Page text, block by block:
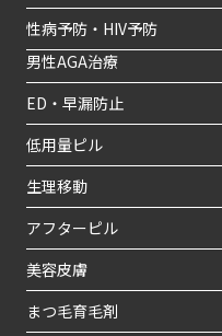
性病予防・HIV予防
男性AGA治療
ED・早漏防止
低用量ピル
生理移動
アフターピル
美容皮膚
まつ毛育毛剤